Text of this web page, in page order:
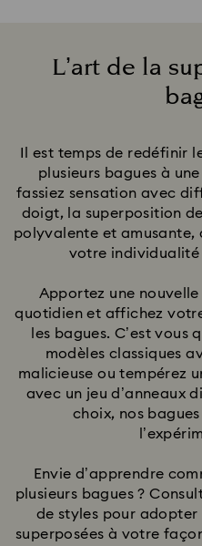
d’autres accessoires
L’art de la
Il est temps de redéfinir
plusieurs bagues à
fassiez sensation avec
doigt, la superposition
polyvalente et amusante,
votre individualité
Apportez une
quotidien et affichez
les bagues. C’est vous
modèles classiques
malicieuse ou tempérez
avec un jeu d’anneaux
choix, nos
Envie d’apprendre
plusieurs bagues ?
de styles pour adopter
superposées à votre